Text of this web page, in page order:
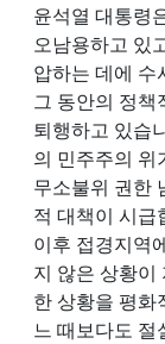
윤석열 대통령
오남용하고 있
압하는 데에 수
그 동안의 정책
퇴행하고 있습
의 민주주의 위
무소불위 권한
적 대책이 시급
이후 접경지역
지 않은 상황이
한 상황을 평화
느 때보다도 절